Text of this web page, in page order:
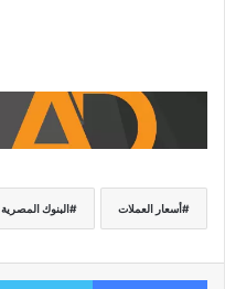
أسعار العملات البنوك المصرية
فيسبوك